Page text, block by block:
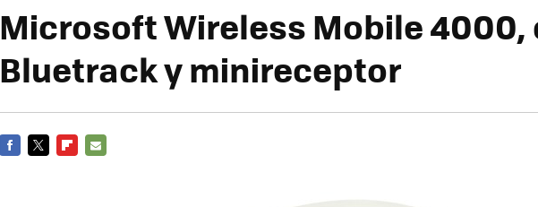
Microsoft Wireless Mobile 4000,
Bluetrack y minireceptor